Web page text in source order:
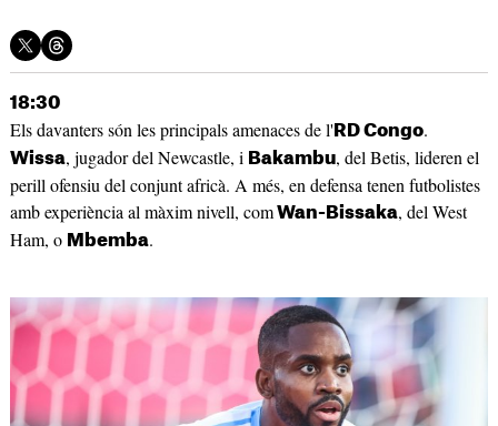
18:30
Els davanters són les principals amenaces de l' RD Congo.
Wissa, jugador del Newcastle, i Bakambu, del Betis, lideren el
perill ofensiu del conjunt africà. A més, en defensa tenen futbolistes
amb experiència al màxim nivell, comWan-Bissaka, del West
Ham, o Mbemba.